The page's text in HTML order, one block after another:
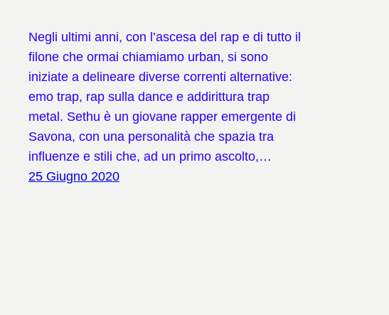
Negli ultimi anni, con l’ascesa del rap e di tutto il
filone che ormai chiamiamo urban, si sono
iniziate a delineare diverse correnti alternative:
emo trap, rap sulla dance e addirittura trap
metal. Sethu è un giovane rapper emergente di
Savona, con una personalità che spazia tra
influenze e stili che, ad un primo ascolto,…
25 Giugno 2020